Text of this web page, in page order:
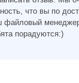
что вы по
порадуются:)